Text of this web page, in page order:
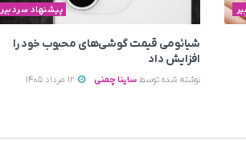
پیشنهاد سردبیر
شیائومی قیمت گوشی‌های محبوب خود را
افزایش داد
نوشته شده توسط ساینا چمنی 12 مرداد 1405